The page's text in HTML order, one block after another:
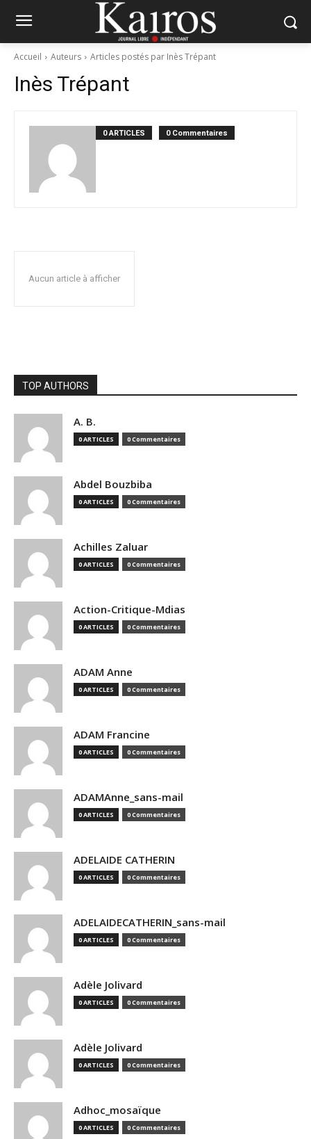
Accueil Auteurs Articles postés par Inès Trépant
Inès Trépant
0 ARTICLES 0 Commentaires
Aucun article à afficher
TOP AUTHORS
A. B.
0 ARTICLES 0 Commentaires
Abdel Bouzbiba
0 ARTICLES 0 Commentaires
Achilles Zaluar
0 ARTICLES 0 Commentaires
Action-Critique-Mdias
0 ARTICLES 0 Commentaires
ADAM Anne
0 ARTICLES 0 Commentaires
ADAM Francine
0 ARTICLES 0 Commentaires
ADAMAnne_sans-mail
0 ARTICLES 0 Commentaires
ADELAIDE CATHERIN
0 ARTICLES 0 Commentaires
ADELAIDECATHERIN_sans-mail
0 ARTICLES 0 Commentaires
Adèle Jolivard
0 ARTICLES 0 Commentaires
Adèle Jolivard
0 ARTICLES 0 Commentaires
Adhoc_mosaïque
0 ARTICLES 0 Commentaires